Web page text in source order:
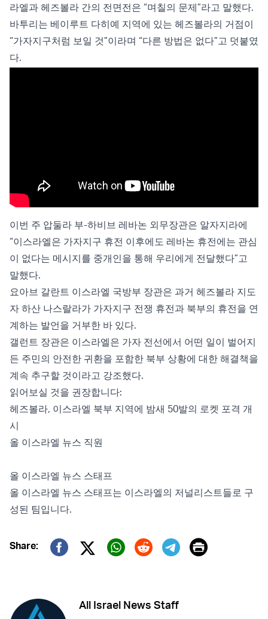
라엘과 헤즈볼라 간의 전면전은 “며칠의 문제”라고 말했다.
바투리는 베이루트 다히예 지역에 있는 헤즈볼라의 거점이
“가자지구처럼 보일 것”이라며 “다른 방법은 없다”고 덧붙였
다.
이번 주 압둘라 부-하비브 레바논 외무장관은 알자지라에
“이스라엘은 가자지구 휴전 이후에도 레바논 휴전에는 관심
이 없다는 메시지를 중개인을 통해 우리에게 전달했다”고
말했다.
요아브 갈란트 이스라엘 국방부 장관은 과거 헤즈볼라 지도
자 하산 나스랄라가 가자지구 전쟁 휴전과 북부의 휴전을 연
계하는 발언을 거부한 바 있다.
갤런트 장관은 이스라엘은 가자 전선에서 어떤 일이 벌어지
든 주민의 안전한 귀환을 포함한 북부 상황에 대한 해결책을
계속 추구할 것이라고 강조했다.
읽어보실 것을 권장합니다:
헤즈볼라, 이스라엘 북부 지역에 밤새 50발의 로켓 포격 개
시
올 이스라엘 뉴스 직원
올 이스라엘 뉴스 스태프
올 이스라엘 뉴스 스태프는 이스라엘의 저널리스트들로 구
성된 팀입니다.
Share:
Twitter (X)
Print
All Israel News Staff